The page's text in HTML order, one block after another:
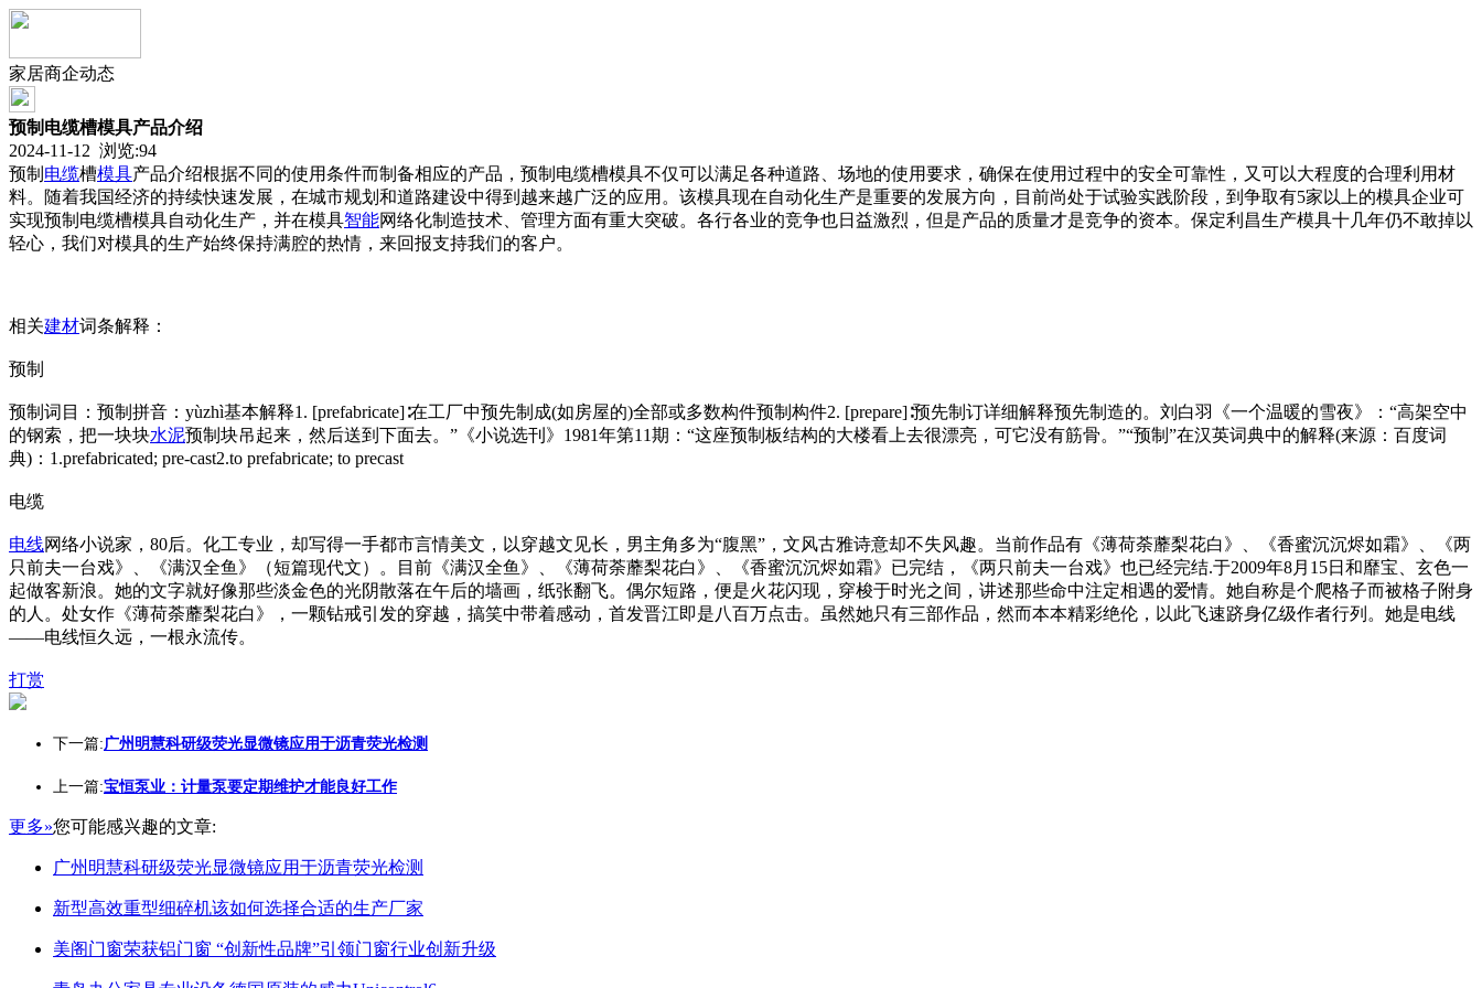
家居商企动态
预制电缆槽模具产品介绍
2024-11-12 浏览:94
预制 电缆槽模具产品介绍根据不同的使用条件而制备相应的产品，预制电缆槽模具不仅可以满足各种道路、场地的使用要求，确保在使用过程中的安全可靠性，又可以大程度的合理利用材
料。随着我国经济的持续快速发展，在城市规划和道路建设中得到越来越广泛的应用。该模具现在自动化生产是重要的发展方向，目前尚处于试验实践阶段，到争取有5家以上的模具企业可
实现预制电缆槽模具自动化生产，并在模具智能网络化制造技术、管理方面有重大突破。各行各业的竞争也日益激烈，但是产品的质量才是竞争的资本。保定利昌生产模具十几年仍不敢掉以
轻心，我们对模具的生产始终保持满腔的热情，来回报支持我们的客户。
相关建材词条解释：
预制
预制词目：预制拼音：yùzhì基本解释1. [prefabricate]∶在工厂中预先制成(如房屋的)全部或多数构件预制构件2. [prepare]∶预先制订详细解释预先制造的。刘白羽《一个温暖的雪夜》：“高架空中
的钢索，把一块块水泥预制块吊起来，然后送到下面去。”《小说选刊》1981年第11期：“这座预制板结构的大楼看上去很漂亮，可它没有筋骨。”“预制”在汉英词典中的解释(来源：百度词
典)：1.prefabricated; pre-cast2.to prefabricate; to precast
电缆
电线网络小说家，80后。化工专业，却写得一手都市言情美文，以穿越文见长，男主角多为“腹黑”，文风古雅诗意却不失风趣。当前作品有《薄荷荼蘼梨花白》、《香蜜沉沉烬如霜》、《两
只前夫一台戏》、《满汉全鱼》（短篇现代文）。目前《满汉全鱼》、《薄荷荼蘼梨花白》、《香蜜沉沉烬如霜》已完结，《两只前夫一台戏》也已经完结.于2009年8月15日和靡宝、玄色一
起做客新浪。她的文字就好像那些淡金色的光阴散落在午后的墙画，纸张翻飞。偶尔短路，便是火花闪现，穿梭于时光之间，讲述那些命中注定相遇的爱情。她自称是个爬格子而被格子附身
的人。处女作《薄荷荼蘼梨花白》，一颗钻戒引发的穿越，搞笑中带着感动，首发晋江即是八百万点击。虽然她只有三部作品，然而本本精彩绝伦，以此飞速跻身亿级作者行列。她是电线
——电线恒久远，一根永流传。
打赏
下一篇:广州明慧科研级荧光显微镜应用于沥青荧光检测
上一篇:宝恒泵业：计量泵要定期维护才能良好工作
更多»您可能感兴趣的文章:
广州明慧科研级荧光显微镜应用于沥青荧光检测
新型高效重型细碎机该如何选择合适的生产厂家
美阁门窗荣获铝门窗 “创新性品牌”引领门窗行业创新升级